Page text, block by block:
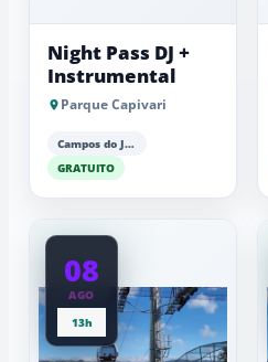
Night Pass DJ +
Instrumental
Parque Capivari
Campos do Jordão
GRATUITO
08
AGO
13h